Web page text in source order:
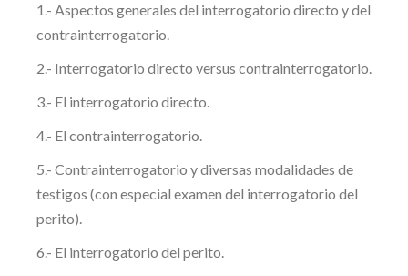
1.- Aspectos generales del interrogatorio directo y del
contrainterrogatorio.
2.- Interrogatorio directo versus contrainterrogatorio.
3.- El interrogatorio directo.
4.- El contrainterrogatorio.
5.- Contrainterrogatorio y diversas modalidades de
testigos (con especial examen del interrogatorio del
perito).
6.- El interrogatorio del perito.